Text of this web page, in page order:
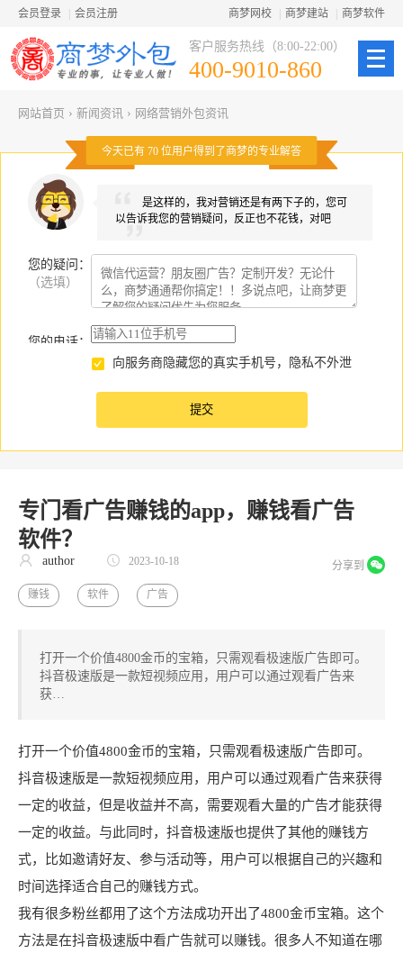
会员登录 会员注册 商梦网校 商梦建站 商梦软件
客户服务热线（8:00-22:00）
400-9010-860
网站首页 › 新闻资讯 › 网络营销外包资讯
今天已有 70 位用户得到了商梦的专业解答
是这样的，我对营销还是有两下子的，您可
以告诉我您的营销疑问，反正也不花钱，对吧
您的疑问
（选填）
：
您的电话：
向服务商隐藏您的真实手机号，隐私不外泄
专门看广告赚钱的app，赚钱看广告
软件？
分享到
author 2023-10-18
赚钱 软件 广告
打开一个价值4800金币的宝箱，只需观看极速版广告即可。
抖音极速版是一款短视频应用，用户可以通过观看广告来
获…
打开一个价值4800金币的宝箱，只需观看极速版广告即可。
抖音极速版是一款短视频应用，用户可以通过观看广告来获得
一定的收益，但是收益并不高，需要观看大量的广告才能获得
一定的收益。与此同时，抖音极速版也提供了其他的赚钱方
式，比如邀请好友、参与活动等，用户可以根据自己的兴趣和
时间选择适合自己的赚钱方式。
我有很多粉丝都用了这个方法成功开出了4800金币宝箱。这个
方法是在抖音极速版中看广告就可以赚钱。很多人不知道在哪